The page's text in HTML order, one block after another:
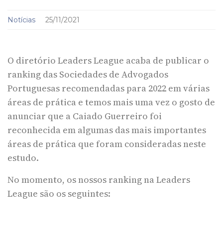
Notícias 25/11/2021
O diretório Leaders League acaba de publicar o
ranking das Sociedades de Advogados
Portuguesas recomendadas para 2022 em várias
áreas de prática e temos mais uma vez o gosto de
anunciar que a Caiado Guerreiro foi
reconhecida em algumas das mais importantes
áreas de prática que foram consideradas neste
estudo.
No momento, os nossos ranking na Leaders
League são os seguintes: